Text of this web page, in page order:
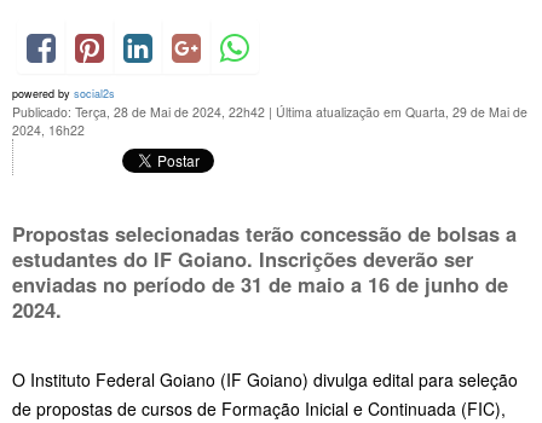
powered by social2s
Publicado: Terça, 28 de Mai de 2024, 22h42 | Última atualização em Quarta, 29 de Mai de
2024, 16h22
Propostas selecionadas terão concessão de bolsas a
estudantes do IF Goiano. Inscrições deverão ser
enviadas no período de 31 de maio a 16 de junho de
2024.
O Instituto Federal Goiano (IF Goiano) divulga edital para seleção
de propostas de cursos de Formação Inicial e Continuada (FIC),